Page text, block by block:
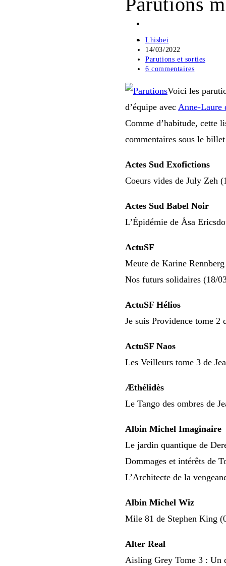
Auteur/autrice
de
la
publication :
Lhisbei
Publication
publiée :
14/03/2022
Post
category:
Parutions et sorties
Commentaires
la
publication :
6 commentaires
Voici les
d’équipe avec Anne-Laure
Comme d’habitude, cette
commentaires sous le
Actes Sud Exofictions
Coeurs vides de July Zeh
Actes Sud Babel Noir
L’Épidémie de Åsa
ActuSF
Meute de Karine
Nos futurs solidaires (18/
ActuSF Hélios
Je suis Providence tome 2
ActuSF Naos
Les Veilleurs tome 3 de
Æthélidès
Le Tango des ombres de
Albin Michel Imaginaire
Le jardin quantique de
Dommages et intérêts de
L’Architecte de la
Albin Michel Wiz
Mile 81 de Stephen King
Alter Real
Aisling Grey Tome 3 : Un